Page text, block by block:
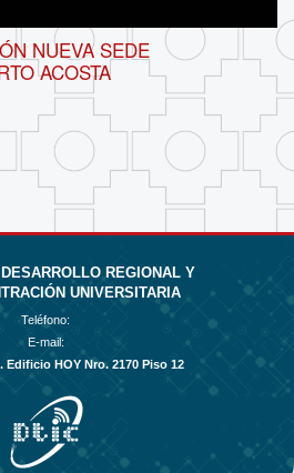
NUEVA SEDE
ACOSTA
REGIONAL Y
UNIVERSITARIA
Teléfono:
E-mail:
Edificio HOY Nro. 2170 Piso 12